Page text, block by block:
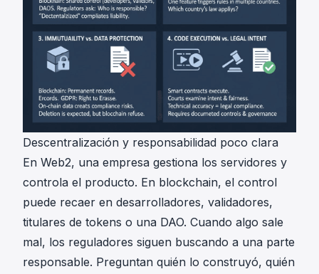
Descentralización y responsabilidad poco clara
En Web2, una empresa gestiona los servidores y
controla el producto. En blockchain, el control
puede recaer en desarrolladores, validadores,
titulares de tokens o una DAO. Cuando algo sale
mal, los reguladores siguen buscando a una parte
responsable. Preguntan quién lo construyó, quién